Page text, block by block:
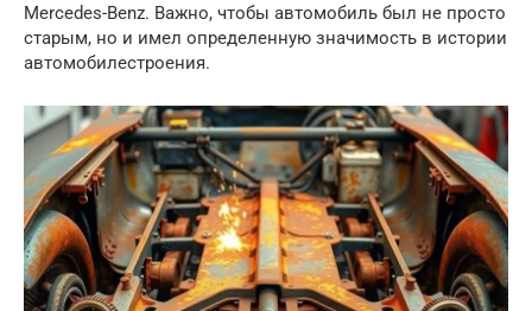
Mercedes-Benz. Важно, чтобы автомобиль был не просто
старым, но и имел определенную значимость в истории
автомобилестроения.